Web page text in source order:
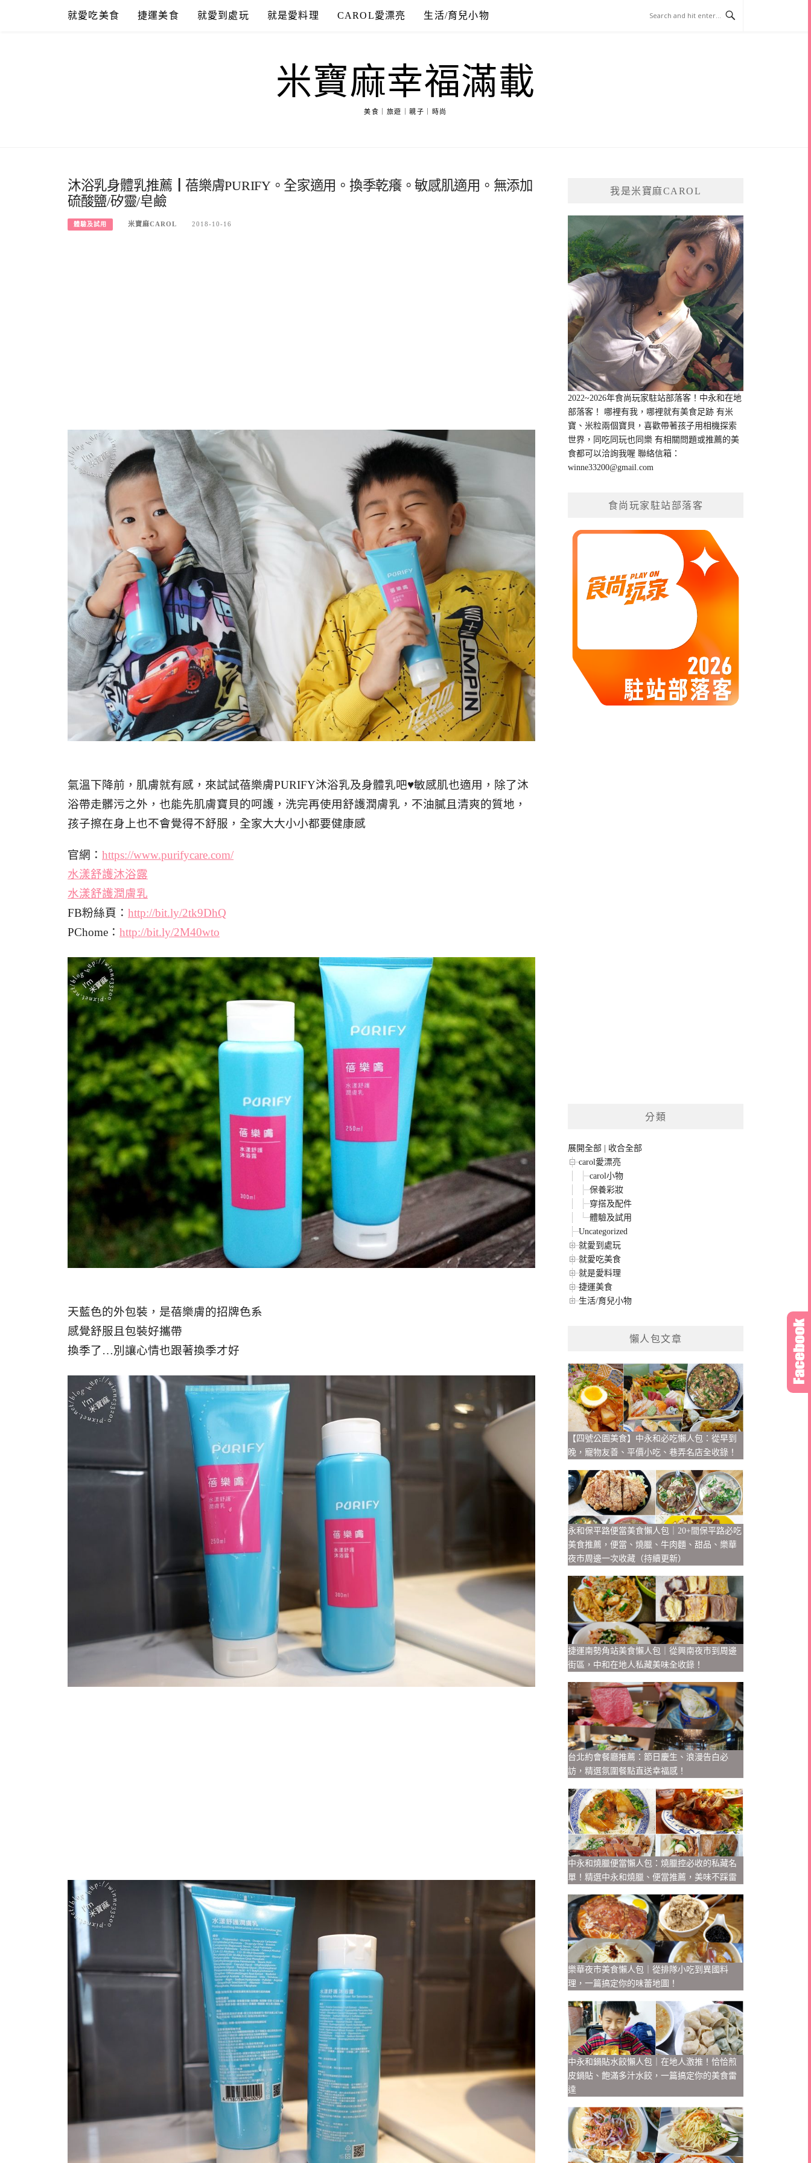
就愛吃美食 捷運美食 就愛到處玩 就是愛料理 CAROL愛漂亮 生活/育兒小物
米寶麻幸福滿載
美食｜旅遊｜親子｜時尚
沐浴乳身體乳推薦┃蓓樂膚PURIFY。全家適用。換季乾癢。敏感肌適用。無添加
硫酸鹽/矽靈/皂鹼
體驗及試用 米寶麻CAROL 2018-10-16
氣溫下降前，肌膚就有感，來試試蓓樂膚PURIFY沐浴乳及身體乳吧♥敏感肌也適用，除了沐
浴帶走髒污之外，也能先肌膚寶貝的呵護，洗完再使用舒護潤膚乳，不油膩且清爽的質地，
孩子擦在身上也不會覺得不舒服，全家大大小小都要健康感
官網： https://www.purifycare.com/
水漾舒護沐浴露
水漾舒護潤膚乳
FB粉絲頁： http://bit.ly/2tk9DhQ
PChome： http://bit.ly/2M40wto
天藍色的外包裝，是蓓樂膚的招牌色系
感覺舒服且包裝好攜帶
換季了…別讓心情也跟著換季才好
我是米寶麻CAROL
2022~2026年食尚玩家駐站部落客！中永和在地
部落客！ 哪裡有我，哪裡就有美食足跡 有米
寶、米粒兩個寶貝，喜歡帶著孩子用相機探索
世界，同吃同玩也同樂 有相關問題或推薦的美
食都可以洽詢我喔 聯絡信箱：
winne33200@gmail.com
食尚玩家駐站部落客
分類
展開全部 | 收合全部
carol愛漂亮
carol小物
保養彩妝
穿搭及配件
體驗及試用
Uncategorized
就愛到處玩
就愛吃美食
就是愛料理
捷運美食
生活/育兒小物
懶人包文章
【四號公園美食】中永和必吃懶人包：從早到
晚，寵物友善、平價小吃、巷弄名店全收錄！
永和保平路便當美食懶人包｜20+間保平路必吃
美食推薦，便當、燒臘、牛肉麵、甜品、樂華
夜市周邊一次收藏（持續更新）
捷運南勢角站美食懶人包｜從興南夜市到周邊
街區，中和在地人私藏美味全收錄！
台北約會餐廳推薦：節日慶生、浪漫告白必
訪，精選氛圍餐點直送幸福感！
中永和燒臘便當懶人包：燒臘控必收的私藏名
單！精選中永和燒臘、便當推薦，美味不踩雷
樂華夜市美食懶人包｜從排隊小吃到異國料
理，一篇搞定你的味蕾地圖！
中永和鍋貼水餃懶人包｜在地人激推！恰恰煎
皮鍋貼、飽滿多汁水餃，一篇搞定你的美食雷
達